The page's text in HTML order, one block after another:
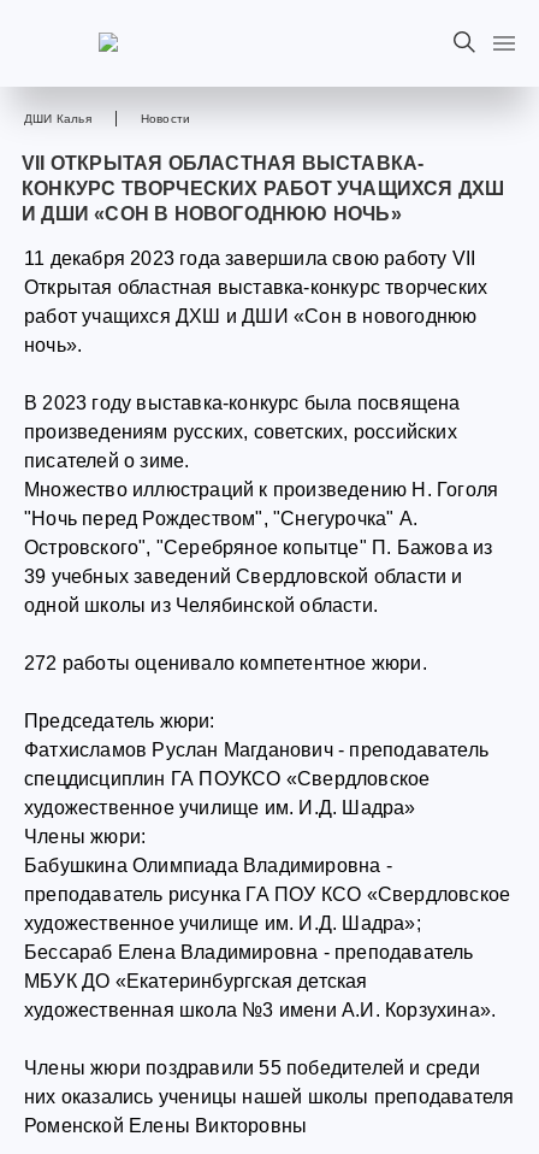
ДШИ Калья Новости
VII ОТКРЫТАЯ ОБЛАСТНАЯ ВЫСТАВКА-
КОНКУРС ТВОРЧЕСКИХ РАБОТ УЧАЩИХСЯ ДХШ
И ДШИ «СОН В НОВОГОДНЮЮ НОЧЬ»
11 декабря 2023 года завершила свою работу VII
Открытая областная выставка-конкурс творческих
работ учащихся ДХШ и ДШИ «Сон в новогоднюю
ночь».
В 2023 году выставка-конкурс была посвящена
произведениям русских, советских, российских
писателей о зиме.
Множество иллюстраций к произведению Н. Гоголя
"Ночь перед Рождеством", "Снегурочка" А.
Островского", "Серебряное копытце" П. Бажова из
39 учебных заведений Свердловской области и
одной школы из Челябинской области.
272 работы оценивало компетентное жюри.
Председатель жюри:
Фатхисламов Руслан Магданович - преподаватель
спецдисциплин ГА ПОУКСО «Свердловское
художественное училище им. И.Д. Шадра»
Члены жюри:
Бабушкина Олимпиада Владимировна -
преподаватель рисунка ГА ПОУ КСО «Свердловское
художественное училище им. И.Д. Шадра»;
Бессараб Елена Владимировна - преподаватель
МБУК ДО «Екатеринбургская детская
художественная школа №3 имени А.И. Корзухина».
Члены жюри поздравили 55 победителей и среди
них оказались ученицы нашей школы преподавателя
Роменской Елены Викторовны